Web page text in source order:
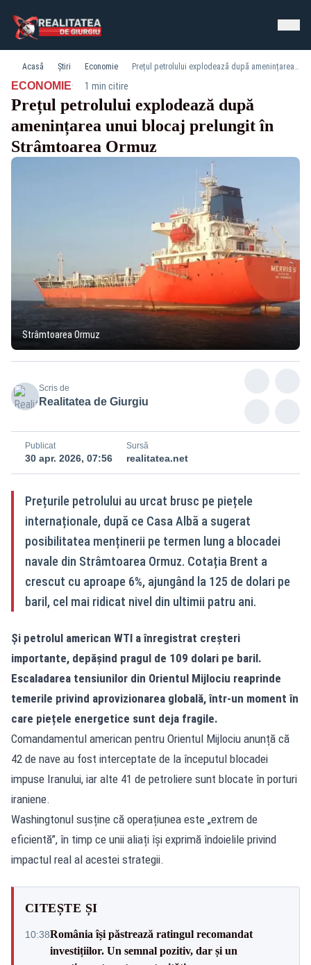
Acasă Știri Economie Prețul petrolului explodează după amenințarea unui blocaj prelungit în Strâmtoarea Ormuz
ECONOMIE· 1 min citire
Prețul petrolului explodează după
amenințarea unui blocaj prelungit în
Strâmtoarea Ormuz
Strâmtoarea Ormuz
Scris de
Realitatea de Giurgiu
Publicat
30 apr. 2026, 07:56
Sursă
realitatea.net
Prețurile petrolului au urcat brusc pe piețele
internaționale, după ce Casa Albă a sugerat
posibilitatea menținerii pe termen lung a blocadei
navale din Strâmtoarea Ormuz. Cotația Brent a
crescut cu aproape 6%, ajungând la 125 de dolari pe
baril, cel mai ridicat nivel din ultimii patru ani.
Și petrolul american WTI a înregistrat creșteri
importante, depășind pragul de 109 dolari pe baril.
Escaladarea tensiunilor din Orientul Mijlociu reaprinde
temerile privind aprovizionarea globală, într-un moment în
care piețele energetice sunt deja fragile.
Comandamentul american pentru Orientul Mijlociu anunță că
42 de nave au fost interceptate de la începutul blocadei
impuse Iranului, iar alte 41 de petroliere sunt blocate în porturi
iraniene.
Washingtonul susține că operațiunea este „extrem de
eficientă”, în timp ce unii aliați își exprimă îndoielile privind
impactul real al acestei strategii.
CITEȘTE ȘI
10:38România își păstrează ratingul recomandat
investițiilor. Un semnal pozitiv, dar și un